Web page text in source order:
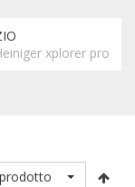
xplorer pro